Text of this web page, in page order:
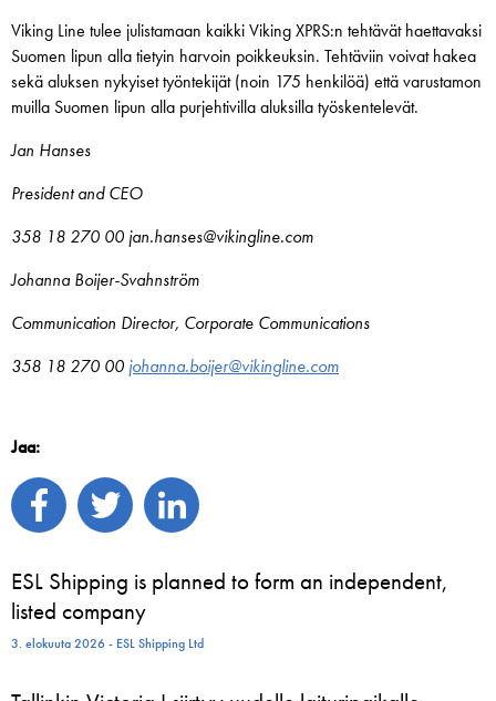
Viking Line tulee julistamaan kaikki Viking XPRS:n tehtävät haettavaksi
Suomen lipun alla tietyin harvoin poikkeuksin. Tehtäviin voivat hakea
sekä aluksen nykyiset työntekijät (noin 175 henkilöä) että varustamon
muilla Suomen lipun alla purjehtivilla aluksilla työskentelevät.
Jan Hanses
President and CEO
358 18 270 00 jan.hanses@vikingline.com
Johanna Boijer-Svahnström
Communication Director, Corporate Communications
358 18 270 00 johanna.boijer@vikingline.com
Jaa:
ESL Shipping is planned to form an independent,
listed company
3. elokuuta 2026 - ESL Shipping Ltd